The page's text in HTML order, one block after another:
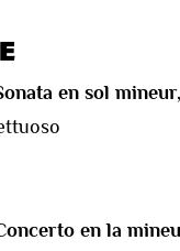
en sol
en la